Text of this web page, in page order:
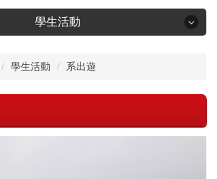
學生活動
學生活動 系出遊